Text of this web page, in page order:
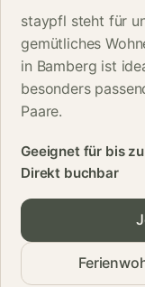
staypfl steht für
gemütliches
in Bamberg ist
besonders
Paare.
Geeignet für bis
Direkt buchbar